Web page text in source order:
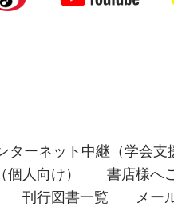
ターネット中継（学会支
人向け）
書店様へ
刊行図書一覧
メー